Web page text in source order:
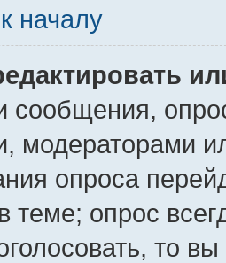
началу
сообщения,
модераторами
опроса
теме; опрос
то